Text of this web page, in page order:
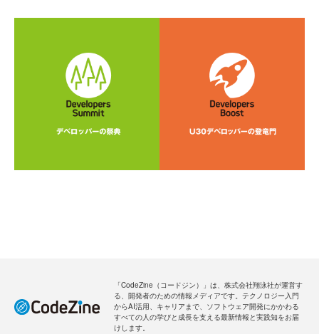
「CodeZine（コードジン）」は、株式会社翔泳社が運営す
る、開発者のための情報メディアです。テクノロジー入門
からAI活用、キャリアまで、ソフトウェア開発にかかわる
すべての人の学びと成長を支える最新情報と実践知をお届
けします。